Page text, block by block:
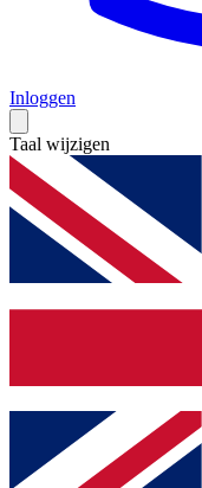
Inloggen
Taal wijzigen